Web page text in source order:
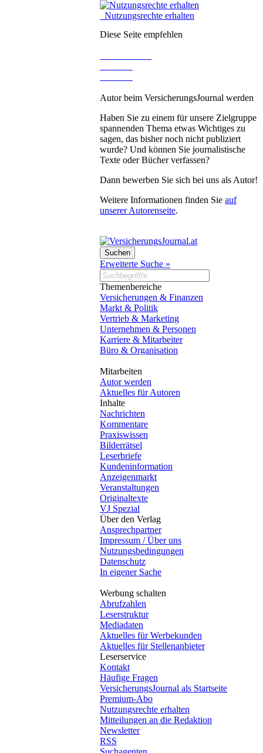
Nutzungsrechte erhalten
Diese Seite empfehlen
Autor beim VersicherungsJournal werden
Haben Sie zu einem für unsere Zielgruppe
spannenden Thema etwas Wichtiges zu
sagen, das bisher noch nicht publiziert
wurde? Und können Sie journalistische
Texte oder Bücher verfassen?
Dann bewerben Sie sich bei uns als Autor!
Weitere Informationen finden Sie auf
unserer Autorenseite.
Erweiterte Suche »
Themenbereiche
Versicherungen & Finanzen
Markt & Politik
Vertrieb & Marketing
Unternehmen & Personen
Karriere & Mitarbeiter
Büro & Organisation
Mitarbeiten
Autor werden
Aktuelles für Autoren
Inhalte
Nachrichten
Kommentare
Praxiswissen
Bilderrätsel
Leserbriefe
Kundeninformation
Anzeigenmarkt
Veranstaltungen
Originaltexte
VJ Spezial
Über den Verlag
Ansprechpartner
Impressum / Über uns
Nutzungsbedingungen
Datenschutz
In eigener Sache
Werbung schalten
Abrufzahlen
Leserstruktur
Mediadaten
Aktuelles für Werbekunden
Aktuelles für Stellenanbieter
Leserservice
Kontakt
Häufige Fragen
VersicherungsJournal als Startseite
Premium-Abo
Nutzungsrechte erhalten
Mitteilungen an die Redaktion
Newsletter
RSS